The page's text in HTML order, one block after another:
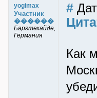
yogimax
Участник
������
Баргтехайде,
Германия
#
Как